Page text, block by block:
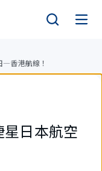
—香港航線！
日本航空